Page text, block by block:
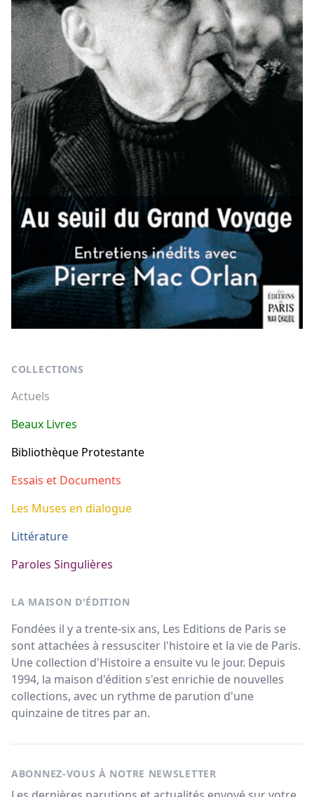
COLLECTIONS
Actuels
Beaux Livres
Bibliothèque Protestante
Essais et Documents
Les Muses en dialogue
Littérature
Paroles Singulières
LA MAISON D'ÉDITION
Fondées il y a trente-six ans, Les Editions de Paris se
sont attachées à ressusciter l'histoire et la vie de Paris.
Une collection d'Histoire a ensuite vu le jour. Depuis
1994, la maison d'édition s'est enrichie de nouvelles
collections, avec un rythme de parution d'une
quinzaine de titres par an.
ABONNEZ-VOUS À NOTRE NEWSLETTER